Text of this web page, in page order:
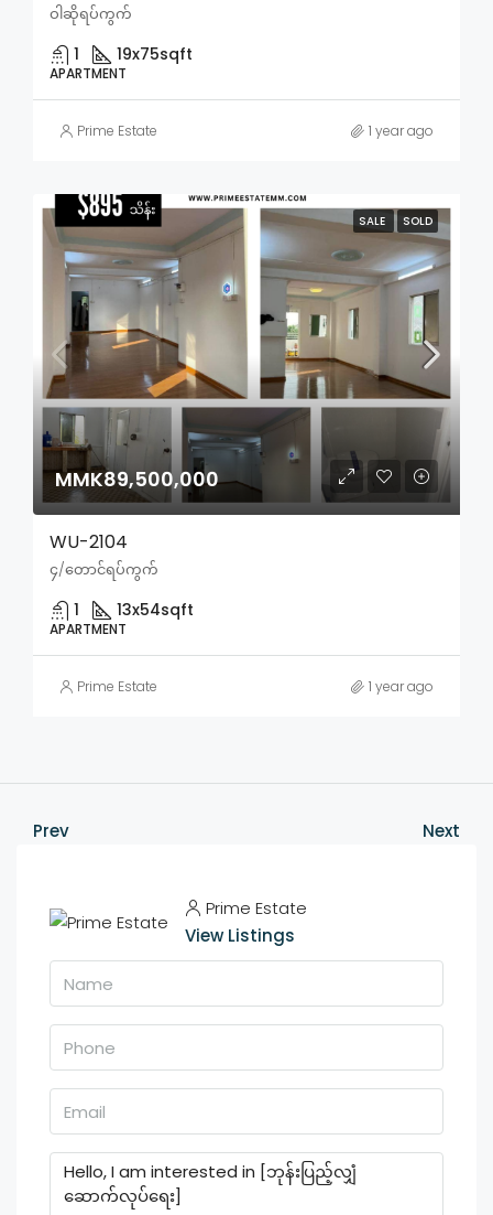
ဝါဆိုရပ်ကွက်
1 19x75sqft
APARTMENT
Prime Estate 1 year ago
SALE SOLD
MMK89,500,000
WU-2104
၄/တောင်ရပ်ကွက်
1 13x54sqft
APARTMENT
Prime Estate 1 year ago
Prev Next
Prime Estate
View Listings